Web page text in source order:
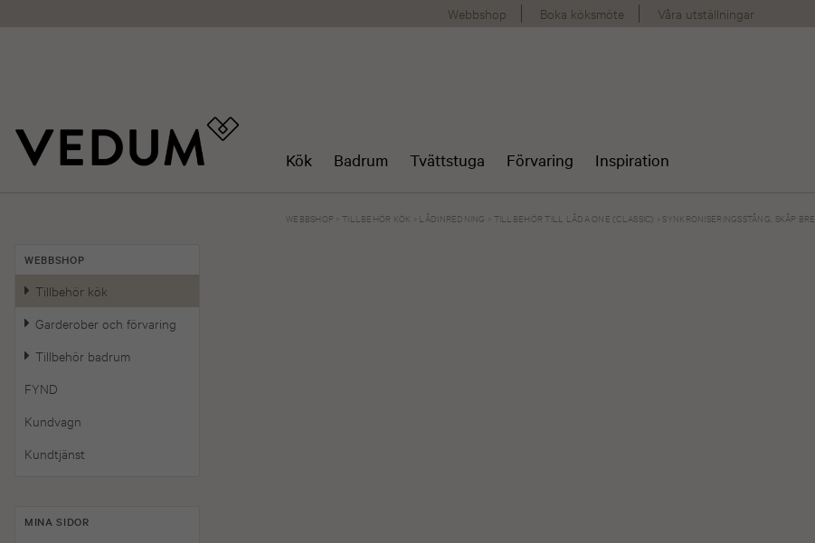
Webbshop Boka köksmöte Våra utställningar
Kök Badrum Tvättstuga Förvaring Inspiration
WEBBSHOP >TILLBEHÖR KÖK LÅDINREDNING TILLBEHÖR TILL LÅDA ONE (CLASSIC) SYNKRONISERINGSSTÅNG, SKÅP
WEBBSHOP
Tillbehör kök
Garderober och förvaring
Tillbehör badrum
FYND
Kundvagn
Kundtjänst
MINA SIDOR